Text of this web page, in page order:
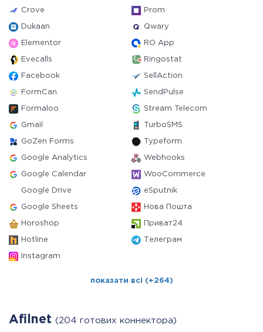
Crove Prom
Dukaan Qwary
Elementor RO App
Evecalls Ringostat
Facebook SellAction
FormCan SendPulse
Formaloo Stream Telecom
Gmail TurboSMS
GoZen Forms Typeform
Google Analytics Webhooks
Google Calendar WooCommerce
Google Drive eSputnik
Google Sheets Нова Пошта
Horoshop Приват24
Hotline Телеграм
Instagram
показати всі (+264)
Afilnet (204 готових коннектора)